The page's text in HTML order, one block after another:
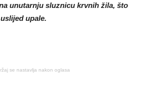
unutarnju sluznicu krvnih žila, što
upale.
se nastavlja nakon oglasa